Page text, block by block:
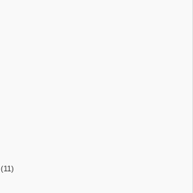
(11)